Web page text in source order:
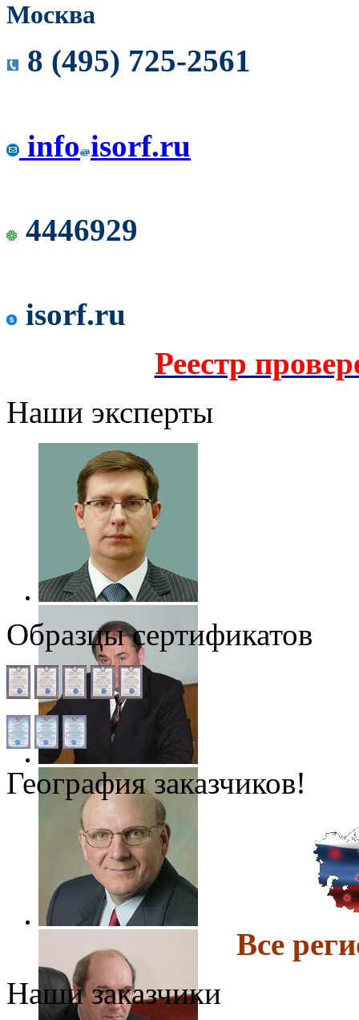
Москва
8 (495) 725-2561
info isorf.ru
4446929
isorf.ru
Реестр
Наши эксперты
Образцы сертификатов
География заказчиков!
Все
Наши заказчики